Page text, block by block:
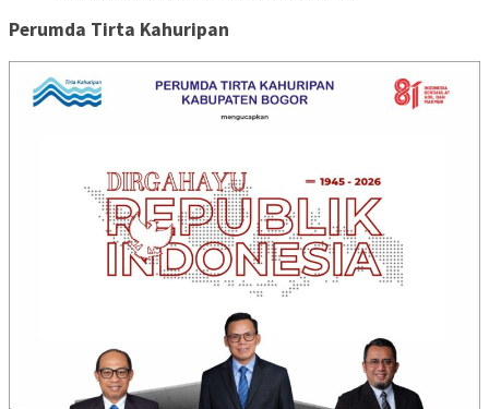
Perumda Tirta Kahuripan